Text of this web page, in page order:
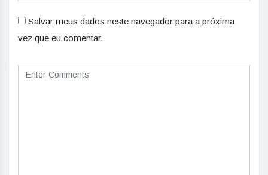
Salvar meus dados neste navegador para a próxima
vez que eu comentar.